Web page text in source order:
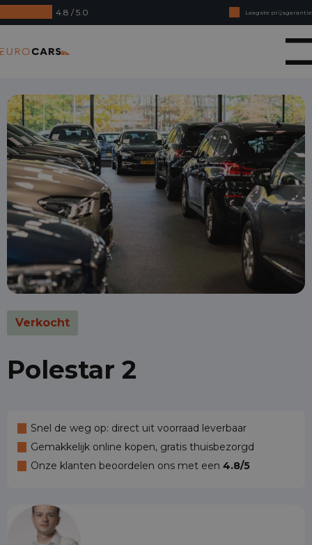
4.8 / 5.0
Laagste prijsgarantie
Online kopen, niet goed geld terug
Financial lease - Soepele acceptatie
Verkocht
Polestar 2
Snel de weg op: direct uit voorraad leverbaar
Gemakkelijk online kopen, gratis thuisbezorgd
Onze klanten beoordelen ons met een 4.8/5